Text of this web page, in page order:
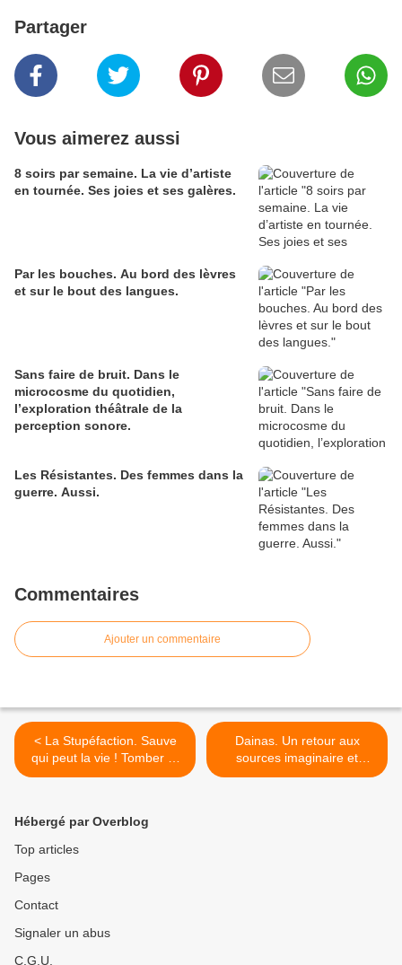
Partager
Vous aimerez aussi
8 soirs par semaine. La vie d’artiste
en tournée. Ses joies et ses galères.
Par les bouches. Au bord des lèvres
et sur le bout des langues.
Sans faire de bruit. Dans le
microcosme du quotidien,
l’exploration théâtrale de la
perception sonore.
Les Résistantes. Des femmes dans la
guerre. Aussi.
Commentaires
Ajouter un commentaire
< La Stupéfaction. Sauve
qui peut la vie ! Tomber et
rebondir, s’effondrer et se
Dainas. Un retour aux
sources imaginaire et
fantasmé. >
Hébergé par Overblog
Top articles
Pages
Contact
Signaler un abus
C.G.U.